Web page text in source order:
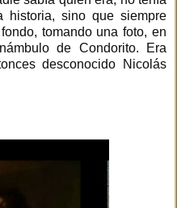
historia, sino que siempre
tomando una foto, en
de Condorito. Era
desconocido Nicolás